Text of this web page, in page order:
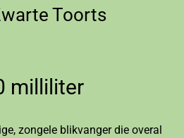
Toorts
milliliter
zongele blikvanger die overal